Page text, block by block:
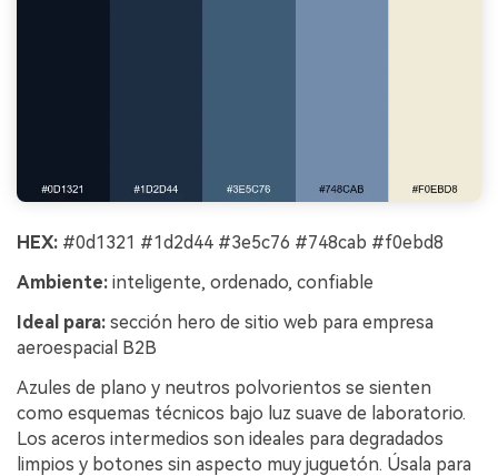
HEX: #0d1321 #1d2d44 #3e5c76 #748cab #f0ebd8
Ambiente: inteligente, ordenado, confiable
Ideal para: sección hero de sitio web para empresa
aeroespacial B2B
Azules de plano y neutros polvorientos se sienten
como esquemas técnicos bajo luz suave de laboratorio.
Los aceros intermedios son ideales para degradados
limpios y botones sin aspecto muy juguetón. Úsala para